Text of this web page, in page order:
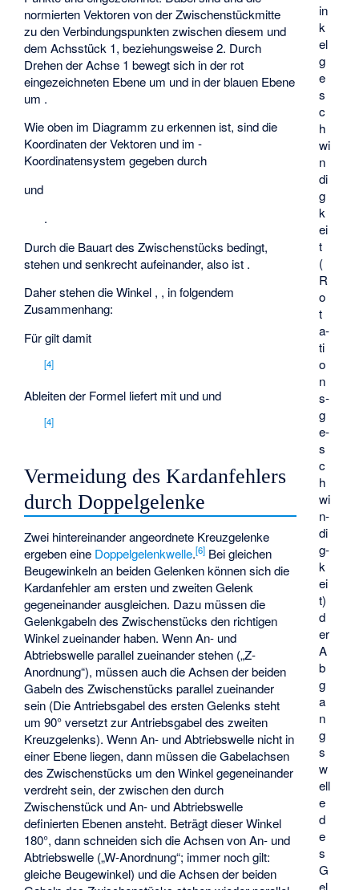
in
k
el
g
e
s
c
h
wi
n
di
g
k
ei
t
(
R
o­
t
a­
ti
o
n
s­
g
e­
s
c
h
wi
n­
di
g­
k
ei
t)
d
er
A
b
g
a
n
g
s
w
ell
e
d
e
s
G
el
normierten Vektoren von der Zwischenstückmitte
zu den Verbindungspunkten zwischen diesem und
dem Achsstück 1, beziehungsweise 2. Durch
Drehen der Achse 1 bewegt sich in der rot
eingezeichneten Ebene um und in der blauen Ebene
um .
Wie oben im Diagramm zu erkennen ist, sind die
Koordinaten der Vektoren und im-
Koordinatensystem gegeben durch
und
.
Durch die Bauart des Zwischenstücks bedingt,
stehen undsenkrecht aufeinander, also ist .
Daher stehen die Winkel , , in folgendem
Zusammenhang:
Fürgilt damit
[4]
Ableiten der Formel liefert mit und und
[4]
Vermeidung des Kardanfehlers
durch Doppelgelenke
Zwei hintereinander angeordnete Kreuzgelenke
ergeben eine Doppelgelenkwelle.[6] Bei gleichen
Beugewinkeln an beiden Gelenken können sich die
Kardanfehler am ersten und zweiten Gelenk
gegeneinander ausgleichen. Dazu müssen die
Gelenkgabeln des Zwischenstücks den richtigen
Winkel zueinander haben. Wenn An- und
Abtriebswelle parallel zueinander stehen („Z-
Anordnung“), müssen auch die Achsen der beiden
Gabeln des Zwischenstücks parallel zueinander
sein (Die Antriebsgabel des ersten Gelenks steht
um 90° versetzt zur Antriebsgabel des zweiten
Kreuzgelenks). Wenn An- und Abtriebswelle nicht in
einer Ebene liegen, dann müssen die Gabelachsen
des Zwischenstücks um den Winkel gegeneinander
verdreht sein, der zwischen den durch
Zwischenstück und An- und Abtriebswelle
definierten Ebenen ansteht. Beträgt dieser Winkel
180°, dann schneiden sich die Achsen von An- und
Abtriebswelle („W-Anordnung“; immer noch gilt:
gleiche Beugewinkel) und die Achsen der beiden